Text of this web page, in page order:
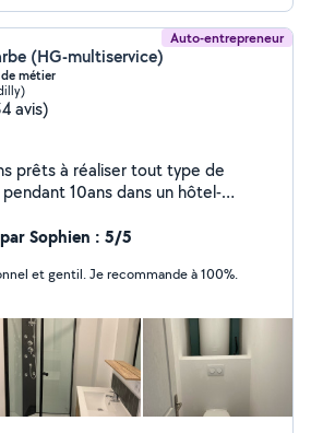
Auto-entrepreneur
(HG-multiservice)
métier
avis)
prêts à réaliser tout type de
10ans dans un hôtel-
Je suis quelqu'un de
pragmatique et sérieux. Je
dans tous les types de
je suis a votre disposition.
Sophien : 5/5
et gentil. Je recommande à 100%.